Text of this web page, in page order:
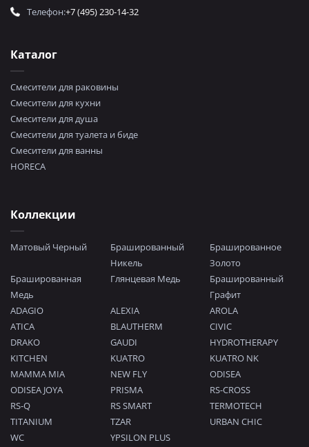
Каталог
Смесители для раковины
Смесители для кухни
Смесители для душа
Смесители для туалета и биде
Смесители для ванны
HORECA
Коллекции
Матовый Черный
Брашированный
Никель
Брашированное
Золото
Брашированная
Медь
Глянцевая Медь
Брашированный
Графит
ADAGIO
ALEXIA
AROLA
ATICA
BLAUTHERM
CIVIC
DRAKO
GAUDI
HYDROTHERAPY
KITCHEN
KUATRO
KUATRO NK
MAMMA MIA
NEW FLY
ODISEA
ODISEA JOYA
PRISMA
RS-CROSS
RS-Q
RS SMART
TERMOTECH
TITANIUM
TZAR
URBAN CHIC
WC
YPSILON PLUS
Телефон:+7 (495) 230-14-32